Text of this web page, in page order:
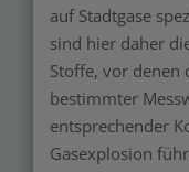
auf Stadtgase
sind hier daher
Stoffe, vor denen
bestimmter
entsprechender
Gasexplosion